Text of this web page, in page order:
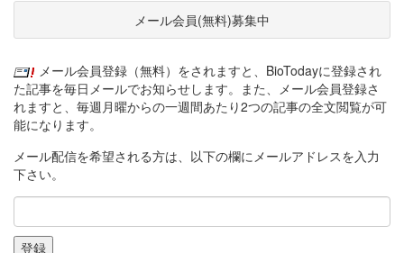
メール会員(無料)募集中
メール会員登録（無料）をされますと、BioTodayに登録され
た記事を毎日メールでお知らせします。また、メール会員登録さ
れますと、毎週月曜からの一週間あたり2つの記事の全文閲覧が可
能になります。
メール配信を希望される方は、以下の欄にメールアドレスを入力
下さい。